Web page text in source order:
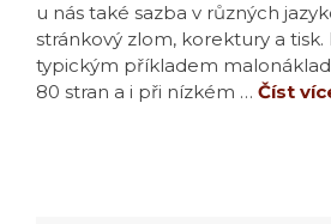
u nás také sazba v různých
stránkový zlom, korektury a tisk.
typickým příkladem
80 stran a i při nízkém … Číst